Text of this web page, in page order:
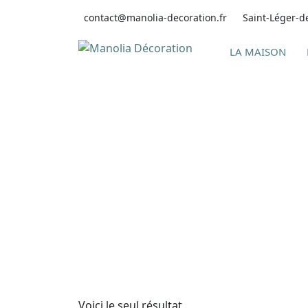
contact@manolia-decoration.fr Saint-Léger-
LA MAISON